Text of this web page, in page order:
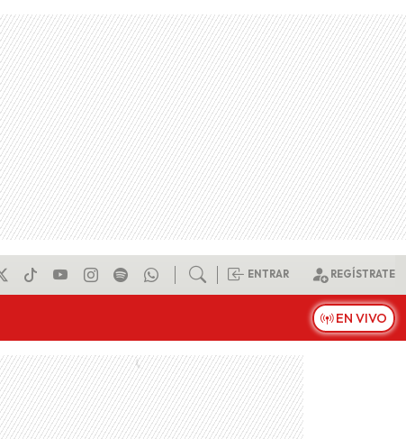
ENTRAR REGÍSTRATE
EN VIVO